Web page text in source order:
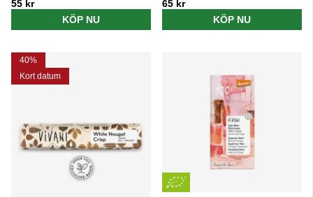
55 kr
KÖP NU
65 kr
KÖP NU
40%
Kort datum